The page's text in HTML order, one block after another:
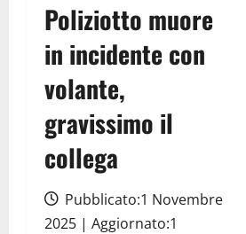
Poliziotto muore
in incidente con
volante,
gravissimo il
collega
Pubblicato:1 Novembre
2025 | Aggiornato:1